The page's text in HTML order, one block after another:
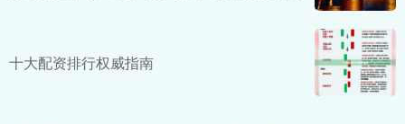
十大配资排行权威指南